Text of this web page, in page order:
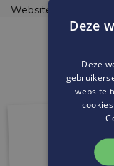
Website:
Deze
Deze
website